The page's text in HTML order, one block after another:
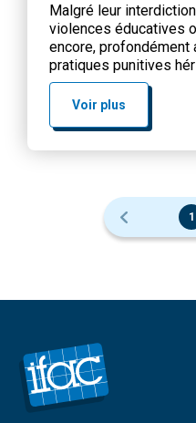
Malgré leur
violences éducatives
encore, profondément
pratiques punitives
plan social, elles
reproduction : les
Elles affectent
Voir plus
1